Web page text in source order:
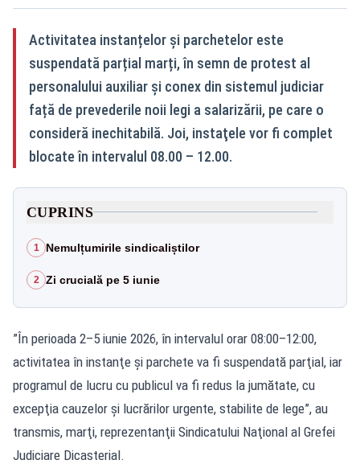
Activitatea instanțelor și parchetelor este
suspendată parțial marți, în semn de protest al
personalului auxiliar și conex din sistemul judiciar
față de prevederile noii legi a salarizării, pe care o
consideră inechitabilă. Joi, instaţele vor fi complet
blocate în intervalul 08.00 – 12.00.
CUPRINS
1 Nemulțumirile sindicaliștilor
2 Zi crucială pe 5 iunie
”În perioada 2–5 iunie 2026, în intervalul orar 08:00–12:00,
activitatea în instanţe şi parchete va fi suspendată parţial, iar
programul de lucru cu publicul va fi redus la jumătate, cu
excepţia cauzelor şi lucrărilor urgente, stabilite de lege”, au
transmis, marţi, reprezentanţii Sindicatului Naţional al Grefei
Judiciare Dicasterial.